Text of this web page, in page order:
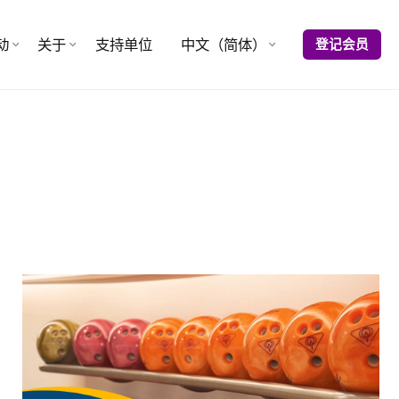
关于 支持单位 中文（简体） 登记会员